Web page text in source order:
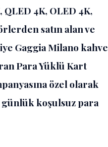
4K, OLED 4K,
satın alan ve
Gaggia Milano kahve
Para Yüklü Kart
özel olarak
günlük koşulsuz para